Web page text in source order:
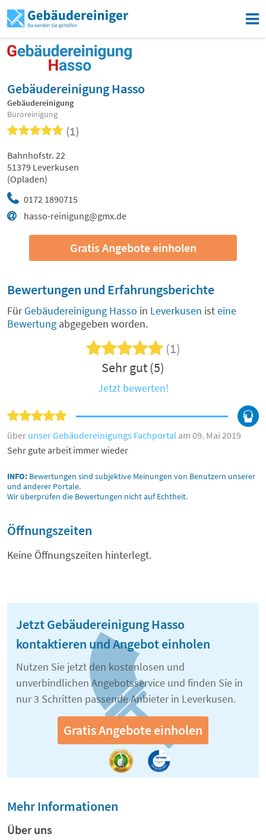
Gebäudereinigung Hasso
Gebäudereinigung
Büroreinigung
(1)
0172 1890715
hasso-reinigung@gmx.de
Bahnhofstr. 22
51379 Leverkusen
(Opladen)
Gratis Angebote einholen
Bewertungen und Erfahrungsberichte
FürGebäudereinigung Hasso in Leverkusen isteine
Bewertung abgegeben worden.
(1)
Sehr gut (5)
Jetzt bewerten!
über unser Gebäudereinigungs Fachportal am 09. Mai 2019
Sehr gute arbeit immer wieder
INFO: Bewertungen sind subjektive Meinungen von Benutzern unserer
und anderer Portale.
Wir überprüfen die Bewertungen nicht auf Echtheit.
Öffnungszeiten
Keine Öffnungszeiten hinterlegt.
Jetzt Gebäudereinigung Hasso
kontaktieren und Angebot einholen
Nutzen Sie jetzt den kostenlosen und
unverbindlichen Angebotsservice und finden Sie in
nur 3 Schritten passende Anbieter in Leverkusen.
Gratis Angebote einholen
Mehr Informationen
Über uns